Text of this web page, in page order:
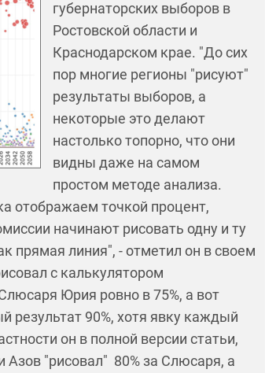
губернаторских выборов в
Ростовской области и
Краснодарском крае. "До сих
пор многие регионы "рисуют"
результаты выборов, а
некоторые это делают
настолько топорно, что они
видны даже на самом
простом методе анализа.
отображаем точкой процент,
начинают рисовать одну и ту
прямая линия", - отметил он в своем
с калькулятором
Юрия ровно в 75%, а вот
результат 90%, хотя явку каждый
он в полной версии статьи,
Азов "рисовал" 80% за Слюсаря, а